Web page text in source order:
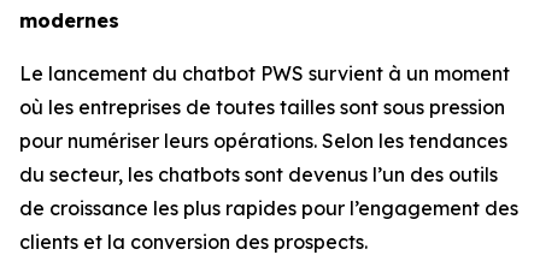
modernes
Le lancement du chatbot PWS survient à un moment
où les entreprises de toutes tailles sont sous pression
pour numériser leurs opérations. Selon les tendances
du secteur, les chatbots sont devenus l’un des outils
de croissance les plus rapides pour l’engagement des
clients et la conversion des prospects.